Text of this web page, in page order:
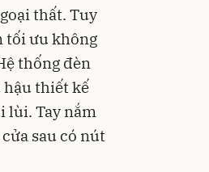
thất. Tuy
tối ưu không
thống đèn
hậu thiết kế
lùi. Tay nắm
sau có nút